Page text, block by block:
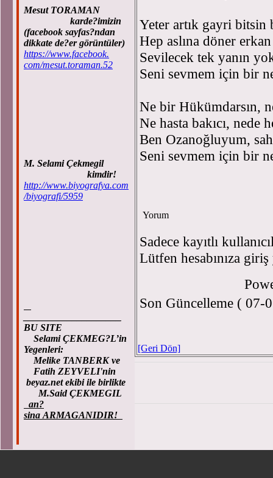
Mesut TORAMAN
karde?imizin
(facebook sayfas?ndan
dikkate de?er görüntüler)
https://www.facebook.
com/mesut.toraman.52
M. Selami Çekmegil
kimdir!
http://www.biyografya.com
/biyografi/5959
BU SITE
Selami ÇEKMEG?L’in
Yegenleri:
Melike TANBERK ve
Fatih ZEYVELI'nin
beyaz.net ekibi ile birlikte
M.Said ÇEKMEGIL
an?
sina ARMAGANIDIR!
Yeter artık gayri bitsin
Hep aslına döner
Sevilecek tek yanın
Seni sevmem için bir
Ne bir Hükümdarsın,
Ne hasta bakıcı, nede
Ben Ozanoğluyum,
Seni sevmem için bir
Yorum
Sadece kayıtlı
Lütfen hesabınıza
Son Güncelleme ( 07-
[Geri Dön]